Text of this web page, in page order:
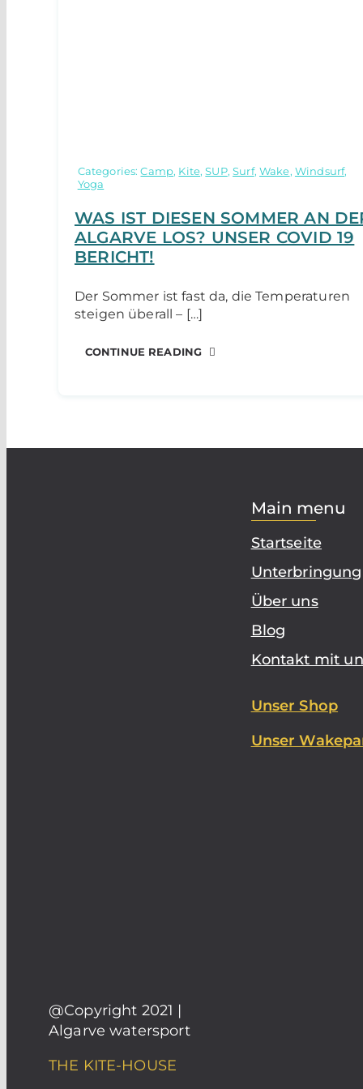
Categories:Camp, Kite,SUP,Surf,Wake, Windsurf,
Yoga
WAS IST DIESEN SOMMER AN
ALGARVE LOS? UNSER COVID 19
BERICHT!
Der Sommer ist fast da, die Temperaturen
steigen überall – […]
CONTINUE READING
@Copyright 2021 |
Algarve watersport
THE KITE-HOUSE
Main menu
Startseite
Unterbringung
Über uns
Blog
Kontakt mit
Unser Shop
Unser